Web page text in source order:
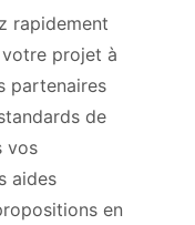
rapidement
projet à
partenaires
de
vos
aides
en